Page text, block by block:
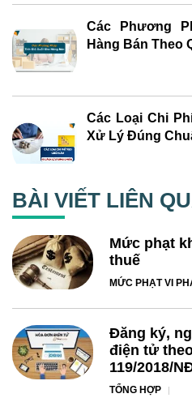
Các Phương
Hàng Bán Theo
Các Loại Chi
Xử Lý Đúng
BÀI VIẾT LIÊN
Mức phạt
thuế
MỨC PHẠT VI
Đăng ký,
điện tử
119/2018/
TỔNG HỢP